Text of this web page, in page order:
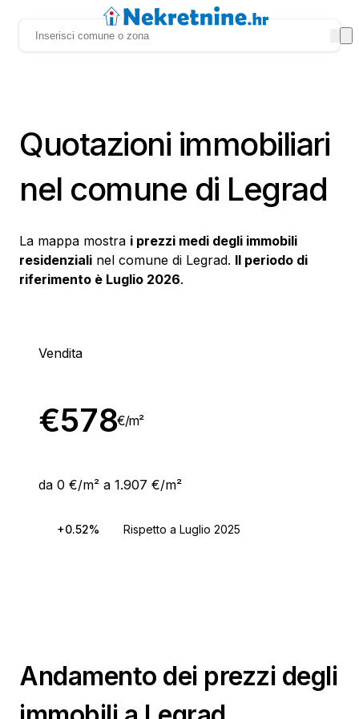
Quotazioni immobiliari
nel comune di Legrad
La mappa mostra i prezzi medi degli immobili
residenziali nel comune di Legrad. Il periodo di
riferimento è Luglio 2026.
Vendita
€578€/m²
da 0 €/m² a 1.907 €/m²
+0.52% Rispetto a Luglio 2025
Andamento dei prezzi degli